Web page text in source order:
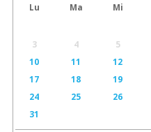
Lu Ma Mi
3
4 5
10
11 12
17
18 19
24
25 26
31